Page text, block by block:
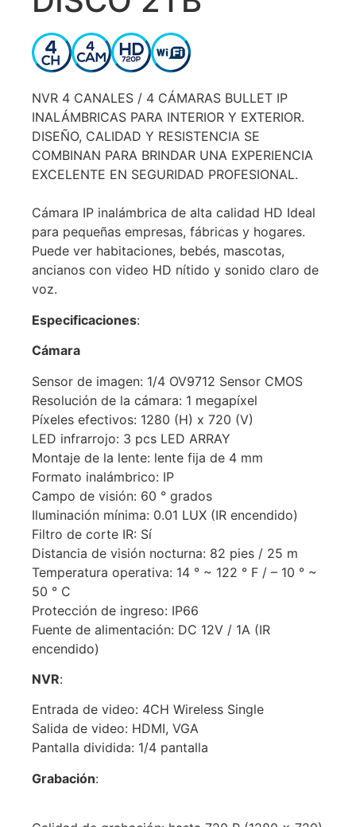
NVR 4 CANALES / 4 CÁMARAS BULLET IP
INALÁMBRICAS PARA INTERIOR Y EXTERIOR.
DISEÑO, CALIDAD Y RESISTENCIA SE
COMBINAN PARA BRINDAR UNA EXPERIENCIA
EXCELENTE EN SEGURIDAD PROFESIONAL.
Cámara IP inalámbrica de alta calidad HD Ideal
para pequeñas empresas, fábricas y hogares.
Puede ver habitaciones, bebés, mascotas,
ancianos con video HD nítido y sonido claro de
voz.
Especificaciones:
Cámara
Sensor de imagen: 1/4 OV9712 Sensor CMOS
Resolución de la cámara: 1 megapíxel
Píxeles efectivos: 1280 (H) x 720 (V)
LED infrarrojo: 3 pcs LED ARRAY
Montaje de la lente: lente fija de 4 mm
Formato inalámbrico: IP
Campo de visión: 60 ° grados
Iluminación mínima: 0.01 LUX (IR encendido)
Filtro de corte IR: Sí
Distancia de visión nocturna: 82 pies / 25 m
Temperatura operativa: 14 ° ~ 122 ° F / – 10 ° ~
50 ° C
Protección de ingreso: IP66
Fuente de alimentación: DC 12V / 1A (IR
encendido)
NVR:
Entrada de video: 4CH Wireless Single
Salida de video: HDMI, VGA
Pantalla dividida: 1/4 pantalla
Grabación: